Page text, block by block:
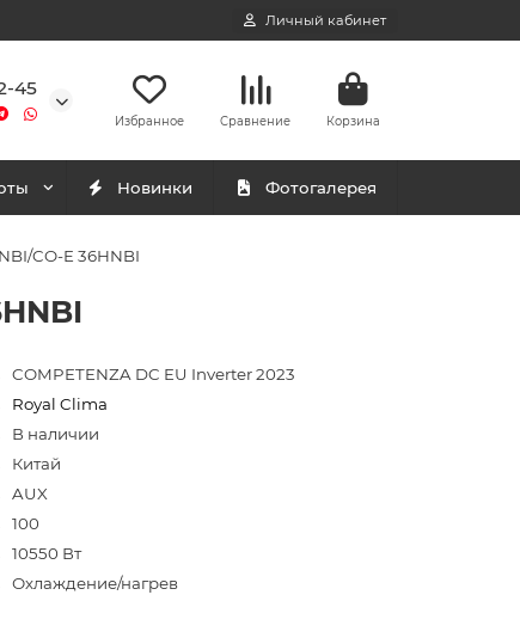
Личный кабинет
45
Избранное Сравнение Корзина
Новинки Фотогалерея
CO-E 36HNBI
COMPETENZA DC EU Inverter 2023
Royal Clima
В наличии
Китай
AUX
100
10550 Вт
Охлаждение/нагрев